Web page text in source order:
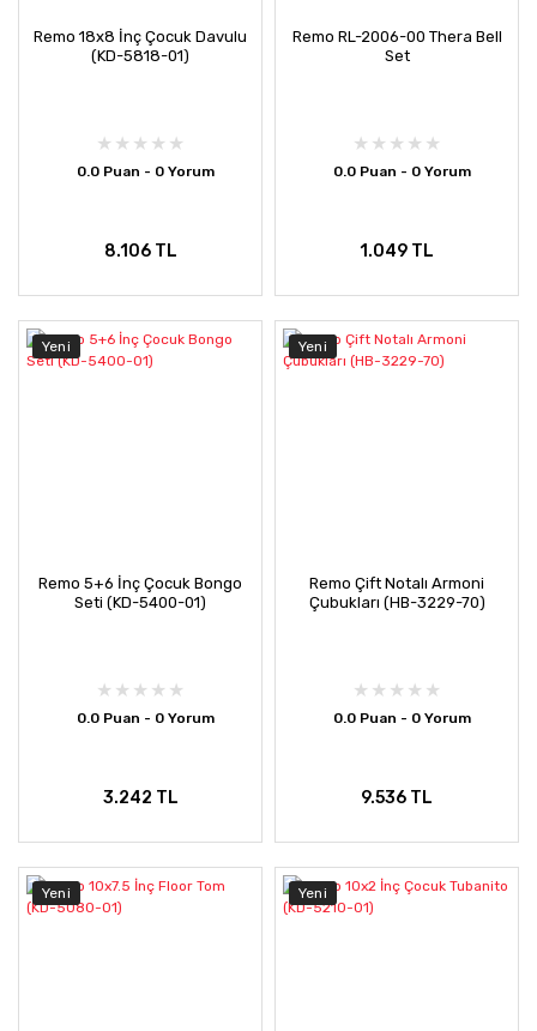
Remo 18x8 İnç Çocuk Davulu
(KD-5818-01)
0.0 Puan - 0 Yorum
8.106 TL
Remo RL-2006-00 Thera Bell
Set
0.0 Puan - 0 Yorum
1.049 TL
Yeni
Remo 5+6 İnç Çocuk Bongo
Seti (KD-5400-01)
0.0 Puan - 0 Yorum
3.242 TL
Yeni
Remo Çift Notalı Armoni
Çubukları (HB-3229-70)
0.0 Puan - 0 Yorum
9.536 TL
Yeni Yeni